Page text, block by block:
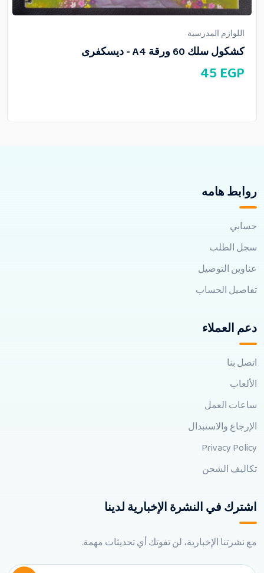
اللوازم المدرسية
كشكول سلك 60 ورقة A4 - ديسكفرى
45 EGP
روابط هامه
حسابي
سجل الطلب
عناوين التوصيل
تفاصيل الحساب
دعم العملاء
اتصل بنا
الألعاب
ساعات العمل
الإرجاع والاستبدال
Privacy Policy
تكاليف الشحن
اشترك في النشرة الإخبارية لدينا
مع نشرتنا الإخبارية، لن تفوتك أي تحديثات مهمة.